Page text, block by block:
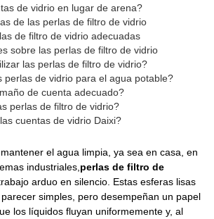
de vidrio en lugar de arena?
de las perlas de filtro de vidrio
de filtro de vidrio adecuadas
sobre las perlas de filtro de vidrio
las perlas de filtro de vidrio?
perlas de vidrio para el agua potable?
de cuenta adecuado?
perlas de filtro de vidrio?
cuentas de vidrio Daixi?
el agua limpia, ya sea en casa, en
industriales, perlas de filtro de
arduo en silencio. Estas esferas lisas
simples, pero desempeñan un papel
los líquidos fluyan uniformemente y, al